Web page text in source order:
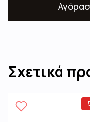
Σχετικά
-